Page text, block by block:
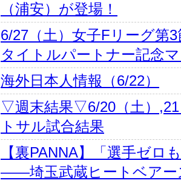
（浦安）が登場！
6/27（土）女子Fリーグ第
タイトルパートナー記念
海外日本人情報（6/22）
▽週末結果▽6/20（土）
トサル試合結果
【裏PANNA】「選手ゼロ
――埼玉武蔵ヒートベアー